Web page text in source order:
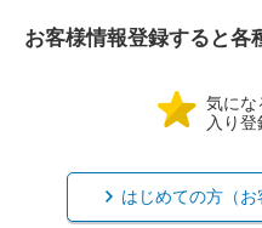
お客様情報登録すると各
気にな
入り登
はじめての方（お